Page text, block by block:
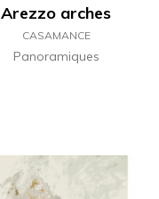
Arezzo arches
CASAMANCE
Panoramiques